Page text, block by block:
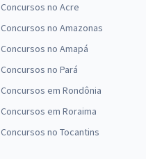
Concursos no Acre
Concursos no Amazonas
Concursos no Amapá
Concursos no Pará
Concursos em Rondônia
Concursos em Roraima
Concursos no Tocantins